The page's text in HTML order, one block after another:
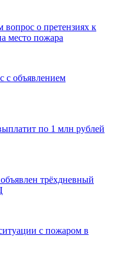
о претензиях к
место пожара
с объявлением
по 1 млн рублей
трёхдневный
с пожаром в